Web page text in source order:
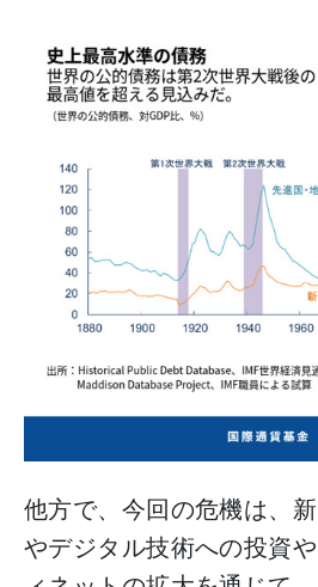
他方で、今回の危機は、
やデジタル技術への投資